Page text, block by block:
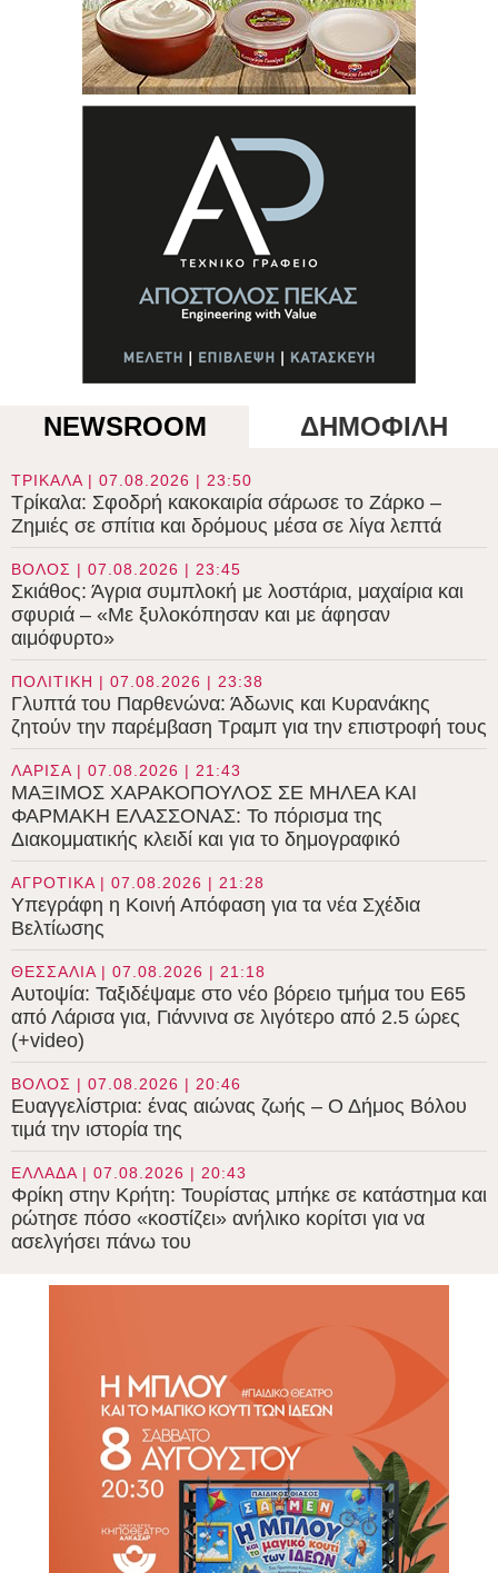
NEWSROOM ΔΗΜΟΦΙΛΗ
ΤΡΙΚΑΛΑ | 07.08.2026 | 23:50
Τρίκαλα: Σφοδρή κακοκαιρία σάρωσε το Ζάρκο –
Ζημιές σε σπίτια και δρόμους μέσα σε λίγα λεπτά
ΒΟΛΟΣ | 07.08.2026 | 23:45
Σκιάθος: Άγρια συμπλοκή με λοστάρια, μαχαίρια και
σφυριά – «Με ξυλοκόπησαν και με άφησαν
αιμόφυρτο»
ΠΟΛΙΤΙΚΗ | 07.08.2026 | 23:38
Γλυπτά του Παρθενώνα: Άδωνις και Κυρανάκης
ζητούν την παρέμβαση Τραμπ για την επιστροφή τους
ΛΑΡΙΣΑ | 07.08.2026 | 21:43
ΜΑΞΙΜΟΣ ΧΑΡΑΚΟΠΟΥΛΟΣ ΣΕ ΜΗΛΕΑ ΚΑΙ
ΦΑΡΜΑΚΗ ΕΛΑΣΣΟΝΑΣ: Το πόρισμα της
Διακομματικής κλειδί και για το δημογραφικό
ΑΓΡΟΤΙΚΑ | 07.08.2026 | 21:28
Υπεγράφη η Κοινή Απόφαση για τα νέα Σχέδια
Βελτίωσης
ΘΕΣΣΑΛΙΑ | 07.08.2026 | 21:18
Αυτοψία: Ταξιδέψαμε στο νέο βόρειο τμήμα του Ε65
από Λάρισα για, Γιάννινα σε λιγότερο από 2.5 ώρες
(+video)
ΒΟΛΟΣ | 07.08.2026 | 20:46
Ευαγγελίστρια: ένας αιώνας ζωής – Ο Δήμος Βόλου
τιμά την ιστορία της
ΕΛΛΑΔΑ | 07.08.2026 | 20:43
Φρίκη στην Κρήτη: Τουρίστας μπήκε σε κατάστημα και
ρώτησε πόσο «κοστίζει» ανήλικο κορίτσι για να
ασελγήσει πάνω του